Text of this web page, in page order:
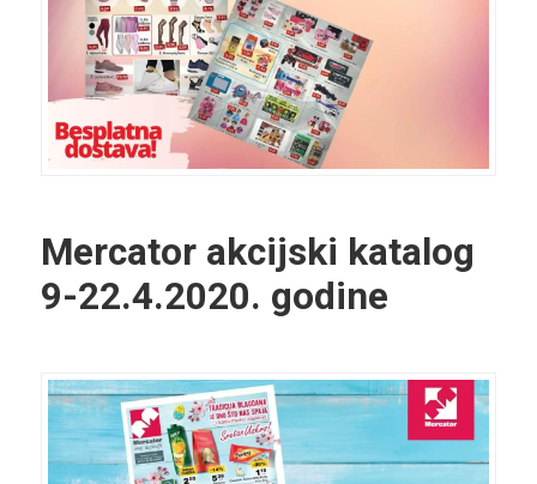
Mercator akcijski katalog
9-22.4.2020. godine